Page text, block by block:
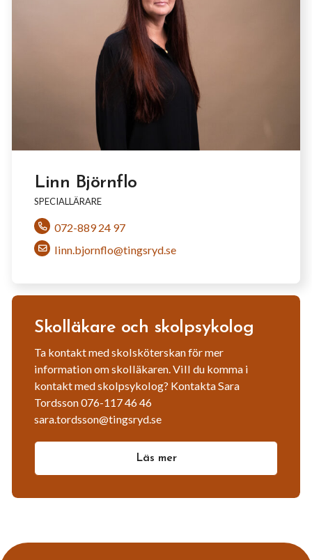
Linn Björnflo
SPECIALLÄRARE
072-889 24 97
linn.bjornflo@tingsryd.se
Skolläkare och skolpsykolog
Ta kontakt med skolsköterskan för mer
information om skolläkaren. Vill du komma i
kontakt med skolpsykolog? Kontakta Sara
Tordsson 076-117 46 46
sara.tordsson@tingsryd.se
Läs mer